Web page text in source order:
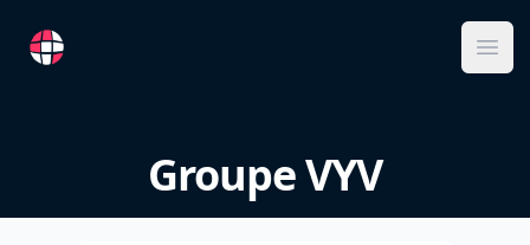
RemoteFR
Groupe VYV